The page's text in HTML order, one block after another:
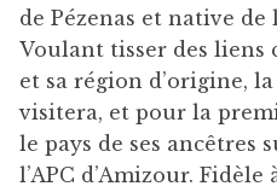
de Pézenas et native de
Voulant tisser des liens
et sa région d’origine,
visitera, et pour la
le pays de ses ancêtres
l’APC d’Amizour.